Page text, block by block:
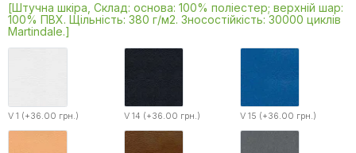
[Штучна шкіра, Склад: основа: 100% поліестер; верхній шар:
100% ПВХ. Щільність: 380 г/м2. Зносостійкість: 30000 циклів
Martindale.]
V 1 (+36.00 грн.) V 14 (+36.00 грн.) V 15 (+36.00 грн.)